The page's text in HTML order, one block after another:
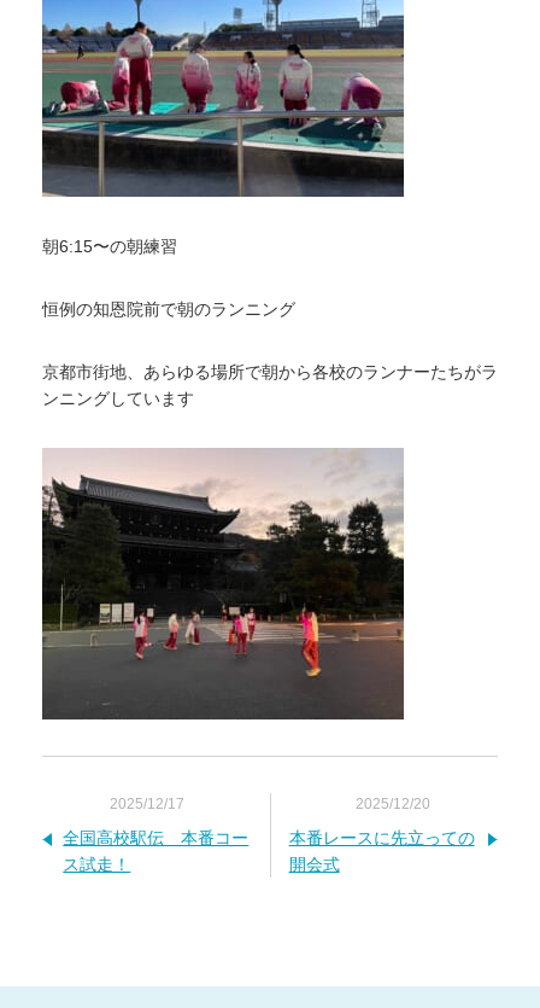
朝6:15〜の朝練習
恒例の知恩院前で朝のランニング
京都市街地、あらゆる場所で朝から各校のランナーたちがラ
ンニングしています
2025/12/17
全国高校駅伝 本番コー
ス試走！
2025/12/20
本番レースに先立っての
開会式